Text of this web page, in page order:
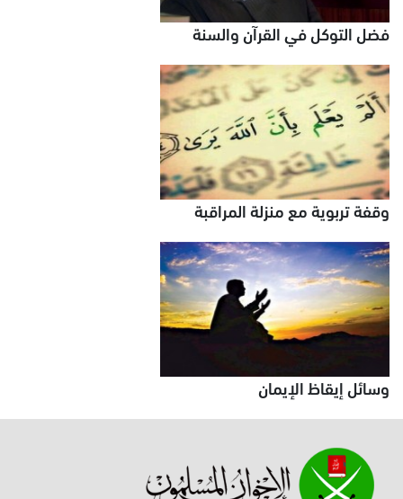
فضل التوكل في القرآن والسنة
وقفة تربوية مع منزلة المراقبة
وسائل إيقاظ الإيمان